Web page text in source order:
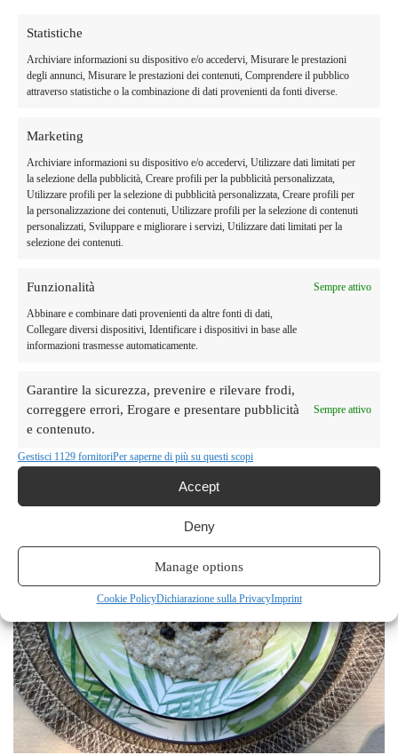
Statistiche
Archiviare informazioni su dispositivo e/o accedervi, Misurare le prestazioni
degli annunci, Misurare le prestazioni dei contenuti, Comprendere il pubblico
attraverso statistiche o la combinazione di dati provenienti da fonti diverse.
Marketing
Archiviare informazioni su dispositivo e/o accedervi, Utilizzare dati limitati per
la selezione della pubblicità, Creare profili per la pubblicità personalizzata,
Utilizzare profili per la selezione di pubblicità personalizzata, Creare profili per
la personalizzazione dei contenuti, Utilizzare profili per la selezione di contenuti
personalizzati, Sviluppare e migliorare i servizi, Utilizzare dati limitati per la
selezione dei contenuti.
Funzionalità Sempre attivo
Abbinare e combinare dati provenienti da altre fonti di dati,
Collegare diversi dispositivi, Identificare i dispositivi in base alle
informazioni trasmesse automaticamente.
Garantire la sicurezza, prevenire e rilevare frodi,
correggere errori, Erogare e presentare pubblicità
e contenuto.
Sempre attivo
Gestisci 1129 fornitoriPer saperne di più su questi scopi
Accept
Deny
Manage options
Cookie PolicyDichiarazione sulla PrivacyImprint
Orzotto ai fughi
06/07/2023
umido per eliminare il terriccio e tagliali a fettine . Se risultano troppo
sporchi, puoi passarli velocemente sotto l’acqua. Nel frattempo, metti i
porcini secchi in ammollo, in acqua tiepida per 20 minuti, poi […]